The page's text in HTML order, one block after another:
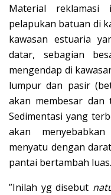
Material
pelapukan batuan di
kawasan estuaria
datar, sebagian
mengendap di
lumpur dan pasir
akan membesar dan
Sedimentasi yang
akan
menyatu dengan
pantai bertambah luas.
”Inilah yg disebut